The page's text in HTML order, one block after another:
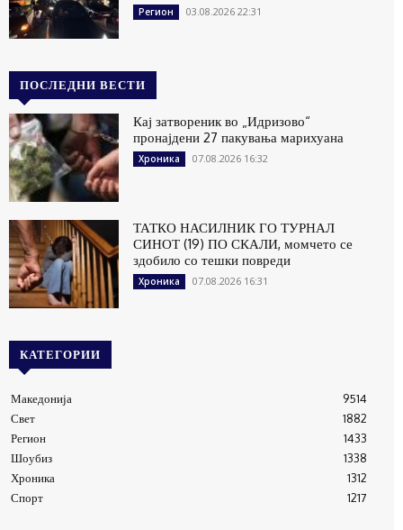
Регион 03.08.2026 22:31
ПОСЛЕДНИ ВЕСТИ
Кај затвореник во „Идризово“
пронајдени 27 пакувања марихуана
Хроника 07.08.2026 16:32
ТАТКО НАСИЛНИК ГО ТУРНАЛ
СИНОТ (19) ПО СКАЛИ, момчето се
здобило со тешки повреди
Хроника 07.08.2026 16:31
КАТЕГОРИИ
Македонија
9514
Свет
1882
Регион
1433
Шоубиз
1338
Хроника
1312
Спорт
1217